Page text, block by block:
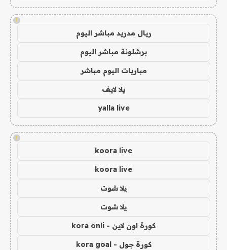
!
ريال مدريد مباشر اليوم
برشلونة مباشر اليوم
مباريات اليوم مباشر
يلا لايف
yalla live
!
koora live
koora live
يلا شوت
يلا شوت
كورة اون لاين - kora onli
كورة جول - kora goal